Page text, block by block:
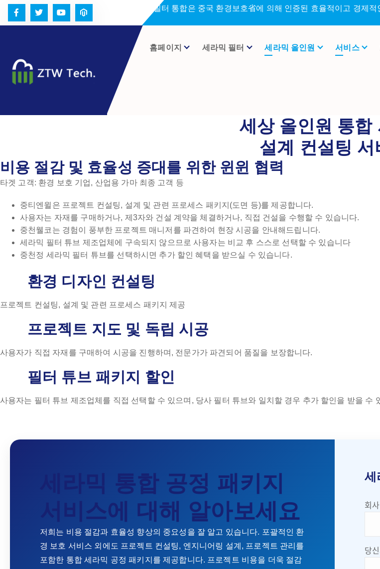
세라미크 필터 통합은 중국 환경보호省에 의해 인증된 효율적이고 경제
홈페이지 세라믹 필터 세라믹 올인원 서비스
세상 올인원 통합
설계 컨설팅 서
비용 절감 및 효율성 증대를 위한 윈윈 협력
타겟 고객: 환경 보호 기업, 산업용 가마 최종 고객 등
중티엔윌은 프로젝트 컨설팅, 설계 및 관련 프로세스 패키지(도면 등)를 제공합니다.
사용자는 자재를 구매하거나, 제3자와 건설 계약을 체결하거나, 직접 건설을 수행할 수 있습니다.
중천웰코는 경험이 풍부한 프로젝트 매니저를 파견하여 현장 시공을 안내해드립니다.
세라믹 필터 튜브 제조업체에 구속되지 않으므로 사용자는 비교 후 스스로 선택할 수 있습니다
중천정 세라믹 필터 튜브를 선택하시면 추가 할인 혜택을 받으실 수 있습니다.
환경 디자인 컨설팅
프로젝트 컨설팅, 설계 및 관련 프로세스 패키지 제공
프로젝트 지도 및 독립 시공
사용자가 직접 자재를 구매하여 시공을 진행하며, 전문가가 파견되어 품질을 보장합니다.
필터 튜브 패키지 할인
사용자는 필터 튜브 제조업체를 직접 선택할 수 있으며, 당사 필터 튜브와 일치할 경우 추가 할인을 받을 수
세라믹 통합 공정 패키지
서비스에 대해 알아보세요
저희는 비용 절감과 효율성 향상의 중요성을 잘 알고 있습니다. 포괄적인 환
경 보호 서비스 외에도 프로젝트 컨설팅, 엔지니어링 설계, 프로젝트 관리를
포함한 통합 세라믹 공정 패키지를 제공합니다. 프로젝트 비용을 더욱 절감
세
회
당